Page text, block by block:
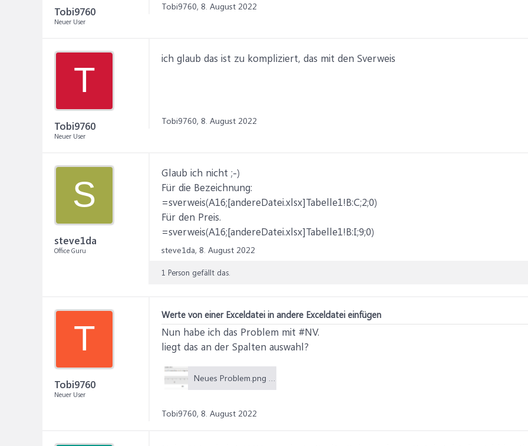
Tobi9760
Neuer User
Tobi9760, 8. August 2022
T
Tobi9760
Neuer User
ich glaub das ist zu kompliziert, das mit den Sverweis
Tobi9760, 8. August 2022
S
steve1da
Office Guru
Glaub ich nicht ;-)
Für die Bezeichnung:
=sverweis(A16;[andereDatei.xlsx]Tabelle1!B:C;2;0)
Für den Preis.
=sverweis(A16;[andereDatei.xlsx]Tabelle1!B:I;9;0)
steve1da, 8. August 2022
1 Person gefällt das.
T
Tobi9760
Neuer User
Werte von einer Exceldatei in andere Exceldatei einfügen
Nun habe ich das Problem mit #NV.
liegt das an der Spalten auswahl?
Neues Problem.png (12 KB)
Tobi9760, 8. August 2022